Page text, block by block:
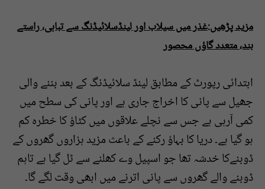
مزید پڑھیں:غذر میں سیلاب اور لینڈسلائیڈنگ سے تباہی، راستے
بند، متعدد گاؤں محصور
ابتدائی رپورٹ کے مطابق لینڈ سلائیڈنگ کے بعد بننے والی
جھیل سے پانی کا اخراج جاری ہے اور پانی کی سطح میں
کمی آرہی ہے جس سے نچلے علاقوں میں کٹاؤ کا خطرہ کم
ہو گیا ہے۔ دریا کا بہاؤ رکنے کے باعث مزید ہزاروں گھروں کے
ڈوبنےکا خدشہ تھا جو اسپیل وے کھلنے سے ٹل گیا ہے تاہم
ڈوبنے والے گھروں سے پانی اترنے میں ابھی وقت لگے گا۔